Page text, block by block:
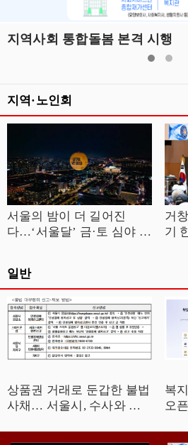
지역사회 통합돌봄 본격 시행
지역·노인회
서울의 밤이 더 길어진
다…‘서울달’ 금·토 심야 운
거
기
일반
상품권 거래로 둔갑한 불법
사채… 서울시, 수사와 예
복
오픈